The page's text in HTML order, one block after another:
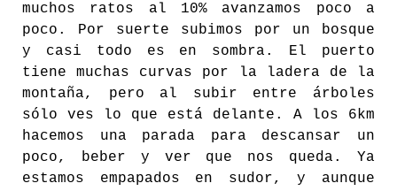
muchos ratos al 10% avanzamos poco a
poco. Por suerte subimos por un bosque
y casi todo es en sombra. El puerto
tiene muchas curvas por la ladera de la
montaña, pero al subir entre árboles
sólo ves lo que está delante. A los 6km
hacemos una parada para descansar un
poco, beber y ver que nos queda. Ya
estamos empapados en sudor, y aunque